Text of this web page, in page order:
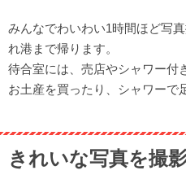
みんなでわいわい1時間ほど写
れ港まで帰ります。
待合室には、売店やシャワー付
お土産を買ったり、シャワーで
きれいな写真を撮